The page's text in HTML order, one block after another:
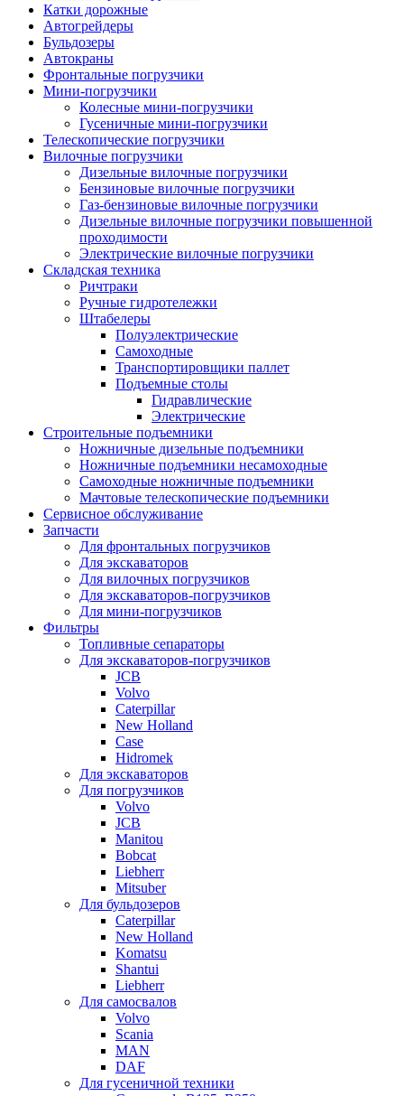
Катки дорожные
Автогрейдеры
Бульдозеры
Автокраны
Фронтальные погрузчики
Мини-погрузчики
Колесные мини-погрузчики
Гусеничные мини-погрузчики
Телескопические погрузчики
Вилочные погрузчики
Дизельные вилочные погрузчики
Бензиновые вилочные погрузчики
Газ-бензиновые вилочные погрузчики
Дизельные вилочные погрузчики повышенной
проходимости
Электрические вилочные погрузчики
Складская техника
Ричтраки
Ручные гидротележки
Штабелеры
Полуэлектрические
Самоходные
Транспортировщики паллет
Подъемные столы
Гидравлические
Электрические
Строительные подъемники
Ножничные дизельные подъемники
Ножничные подъемники несамоходные
Самоходные ножничные подъемники
Мачтовые телескопические подъемники
Сервисное обслуживание
Запчасти
Для фронтальных погрузчиков
Для экскаваторов
Для вилочных погрузчиков
Для экскаваторов-погрузчиков
Для мини-погрузчиков
Фильтры
Топливные сепараторы
Для экскаваторов-погрузчиков
JCB
Volvo
Caterpillar
New Holland
Case
Hidromek
Для экскаваторов
Для погрузчиков
Volvo
JCB
Manitou
Bobcat
Liebherr
Mitsuber
Для бульдозеров
Caterpillar
New Holland
Komatsu
Shantui
Liebherr
Для самосвалов
Volvo
Scania
MAN
DAF
Для гусеничной техники